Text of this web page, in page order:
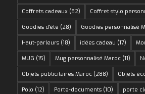
Coffrets cadeaux (82) Coffret stylo
Goodies d'été (28) Goodies personnalisé
Haut-parleurs(18) idées cadeau (17)
MUG (15) Mug personnalisé Maroc(11)
Objets publicitaires Maroc(288) Objets
Polo (12) Porte-documents(10) porte